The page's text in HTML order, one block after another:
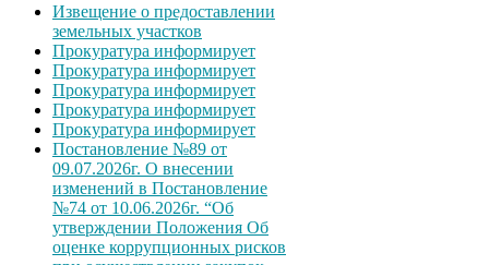
Извещение о предоставлении
земельных участков
Прокуратура информирует
Прокуратура информирует
Прокуратура информирует
Прокуратура информирует
Прокуратура информирует
Постановление №89 от
09.07.2026г. О внесении
изменений в Постановление
№74 от 10.06.2026г. “Об
утверждении Положения Об
оценке коррупционных рисков